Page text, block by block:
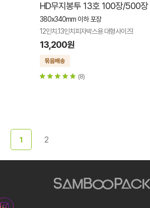
HD무지봉투 13호 100장/500장
380x340mm 이하 포장
12인치.13인치피자박스용 대형사이즈!
13,200원
(8)
1 2